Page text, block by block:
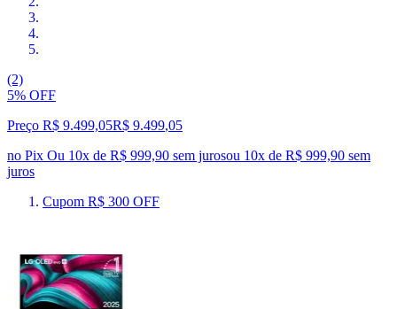
(2)
5% OFF
Preço R$ 9.499,05R$ 9.499,05
no Pix Ou 10x de R$ 999,90 sem jurosou 10x de R$ 999,90 sem
juros
Cupom R$ 300 OFF